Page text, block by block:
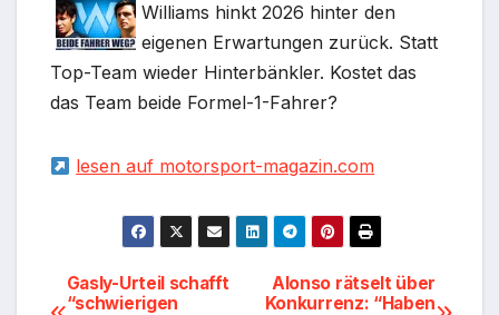
Williams hinkt 2026 hinter den
eigenen Erwartungen zurück. Statt
Top-Team wieder Hinterbänkler. Kostet das
das Team beide Formel-1-Fahrer?
lesen auf motorsport-magazin.com
Beitragsnavigation
Alonso rätselt über
Konkurrenz: “Haben
Gasly-Urteil schafft
“schwierigen